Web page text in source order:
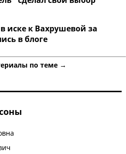
иске к Вахрушевой за
в блоге
по теме →